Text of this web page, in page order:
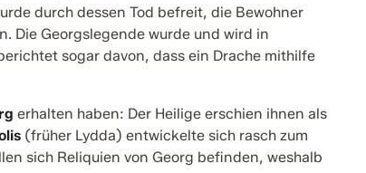
durch dessen Tod befreit, die Bewohner
Die Georgslegende wurde und wird in
sogar davon, dass ein Drache mithilfe
erhalten haben: Der Heilige erschien ihnen als
(früher Lydda) entwickelte sich rasch zum
sich Reliquien von Georg befinden, weshalb